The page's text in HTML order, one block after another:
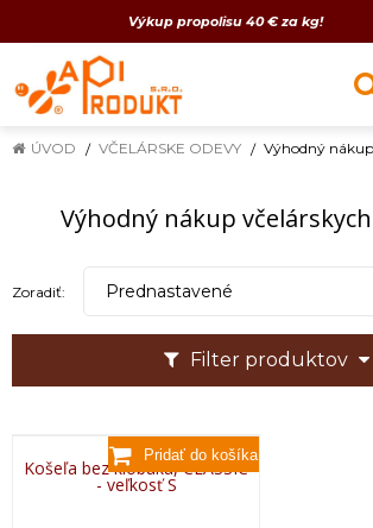
Výkup propolisu 40 € za kg!
ÚVOD VČELÁRSKE ODEVY Výhodný
Výhodný nákup
Filter produktov
Zoradiť: Prednastavené
Košeľa bez klobúka, CLASSIC
- veľkosť S